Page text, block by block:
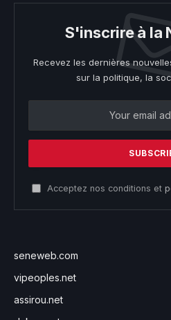
S'inscrire à la
Recevez les dernières
sur la politique, la
Acceptez nos conditions et
seneweb.com
vipeoples.net
assirou.net